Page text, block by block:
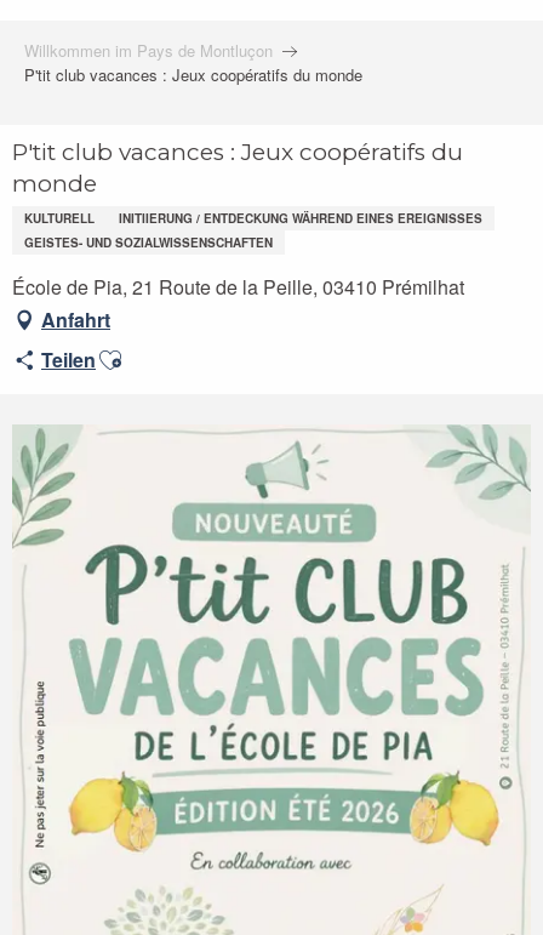
Willkommen im Pays de Montluçon
P'tit club vacances : Jeux coopératifs du monde
P'tit club vacances : Jeux coopératifs du
monde
KULTURELL
INITIIERUNG / ENTDECKUNG WÄHREND EINES EREIGNISSES
GEISTES- UND SOZIALWISSENSCHAFTEN
École de Pia, 21 Route de la Peille, 03410 Prémilhat
Anfahrt
TeilenAjouter aux favoris